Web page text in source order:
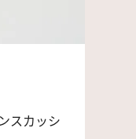
スカッシ